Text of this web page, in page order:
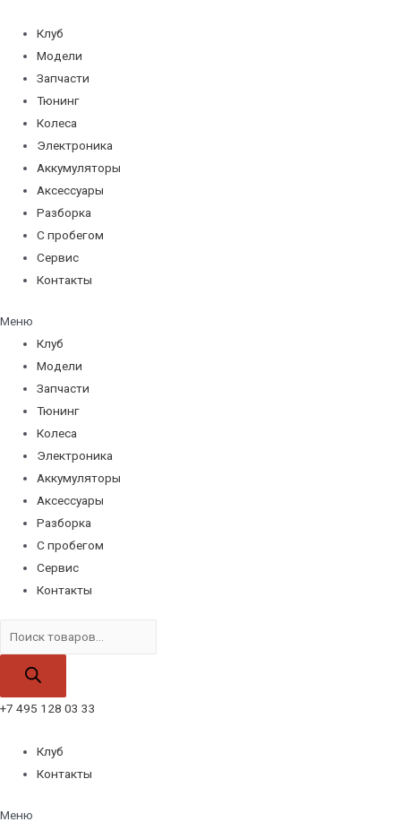
содержимому
Клуб
Модели
Запчасти
Тюнинг
Колеса
Электроника
Аккумуляторы
Аксессуары
Разборка
С пробегом
Сервис
Контакты
Меню
Клуб
Модели
Запчасти
Тюнинг
Колеса
Электроника
Аккумуляторы
Аксессуары
Разборка
С пробегом
Сервис
Контакты
товаров
+7 495 128 03 33
Клуб
Контакты
Меню